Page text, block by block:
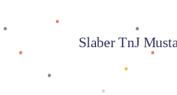
Slaber TnJ